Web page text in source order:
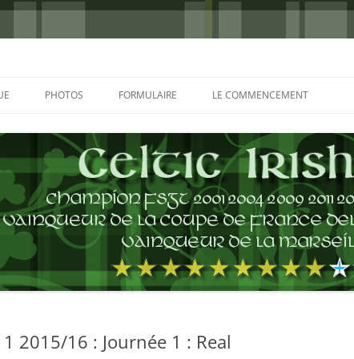
PHOTOS
GLASGOW 2002
CHARLIE & THE BHOYS 2006
PRAGUE 2006
NICE 2008
FORMULAIRE LE COMMENCEMENT
2015/16 : Journée 1 : Real